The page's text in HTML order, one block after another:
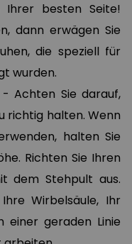
besten Seite!
dann erwägen Sie
die speziell für
wurden.
Achten Sie darauf,
richtig halten. Wenn
halten Sie
Richten Sie Ihren
dem Stehpult aus.
Wirbelsäule, Ihr
einer geraden Linie